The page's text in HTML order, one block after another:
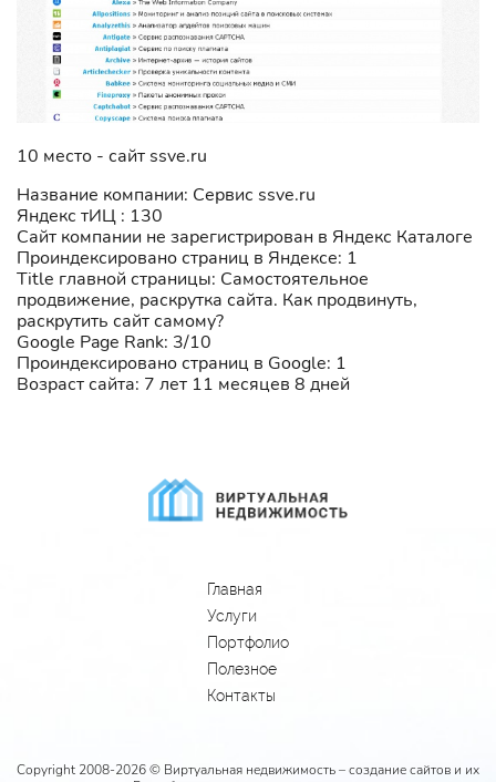
10 место - сайт ssve.ru
Название компании: Сервис ssve.ru
Яндекс тИЦ : 130
Сайт компании не зарегистрирован в Яндекс Каталоге
Проиндексировано страниц в Яндексе: 1
Title главной страницы: Самостоятельное
продвижение, раскрутка сайта. Как продвинуть,
раскрутить сайт самому?
Google Page Rank: 3/10
Проиндексировано страниц в Google: 1
Возраст сайта: 7 лет 11 месяцев 8 дней
Главная
Услуги
Портфолио
Полезное
Контакты
Copyright 2008-2026 © Виртуальная недвижимость – создание сайтов и их